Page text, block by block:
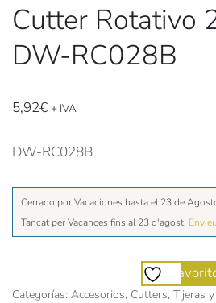
Cutter Rotativo
DW-RC028B
5,92€ + IVA
DW-RC028B
Cerrado por Vacaciones hasta el 23 de
Tancat per Vacances fins al 23 d'agost.
Categorías: Accesorios, Cutters, Tijeras